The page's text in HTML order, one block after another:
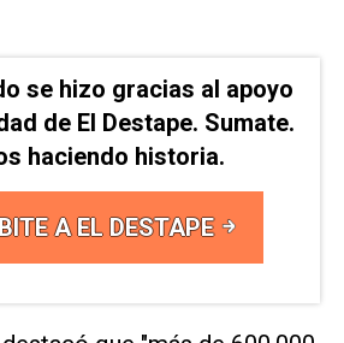
se hizo gracias al apoyo
de El Destape. Sumate.
haciendo historia.
A EL DESTAPE